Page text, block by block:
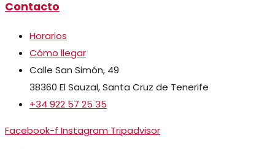
Contacto
Horarios
Cómo llegar
Calle San Simón, 49
38360 El Sauzal, Santa Cruz de Tenerife
+34 922 57 25 35
Facebook-f Instagram Tripadvisor